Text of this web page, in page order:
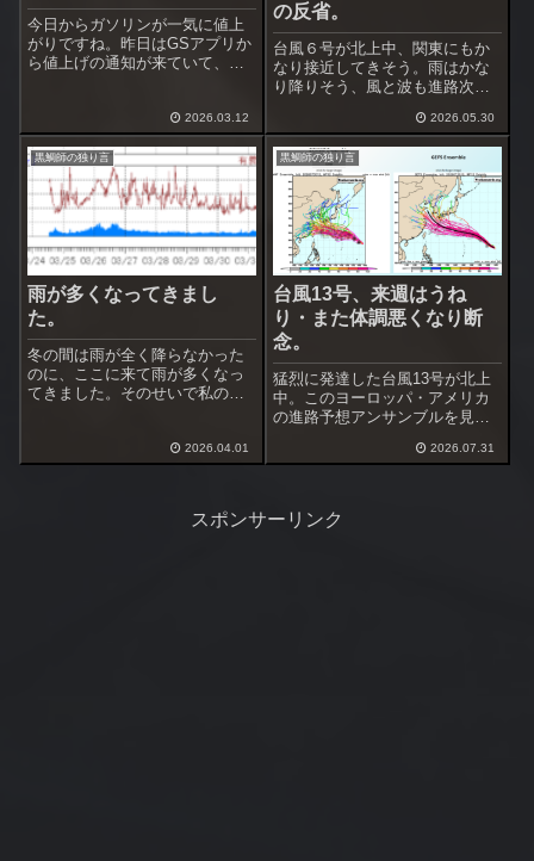
今日からガソリンが一気に値上
がりですね。昨日はGSアプリか
ら値上げの通知が来ていて、値
てかも。遠くから来る人は釣行
費の負担が増えて大変ですね。
あ、そうそう三浦市農協の
GS（初声・三崎・...
2026.03.12
の反省。
台風６号が北上中、関東にもか
なり接近してきそう。雨はかな
り降りそう、風と波も進路次第
梅雨入りするのか？、被害が出
ない程度に荒れて欲しいです
ね。台風通過後は黒鯛が良くな
ってくるのかな、海面に棚引く
海藻は完全に切れて...
2026.05.30
黒鯛師の独り言
雨が多くなってきまし
た。
冬の間は雨が全く降らなかった
のに、ここに来て雨が多くなっ
てきました。そのせいで私の体
行できると思ったら雨、久しぶ
りの南西暴風も吹きましたね。
2026.04.01
黒鯛師の独り言
台風13号、来週はうね
り・また体調悪くなり断
念。
猛烈に発達した台風13号が北上
中。このヨーロッパ・アメリカ
の進路予想アンサンブルを見る
ナ海へ向かうのが多い。まだ進
けは避けて欲しいですね。下で
進路予想アンサ...
2026.07.31
スポンサーリンク